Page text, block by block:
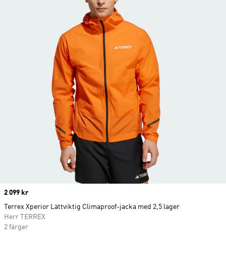
Price
2 099 kr
Terrex Xperior Lättviktig Climaproof-jacka med 2,5 lager
Herr TERREX
2 färger